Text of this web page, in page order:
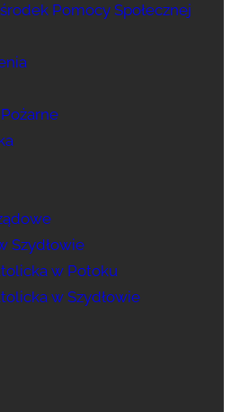
Pomocy Społecznej
Szydłowie
w Potoku
w Szydłowie